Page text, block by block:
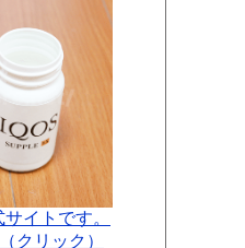
イトです。
クリック）